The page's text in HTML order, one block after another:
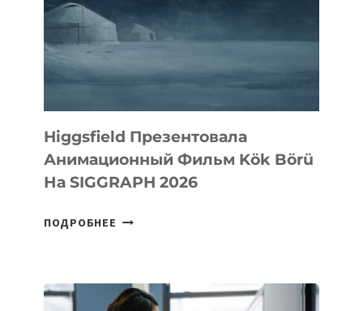
В
РЕГИОНАХ
И
МЕЖДУНАРОДНЫЙ
ТРАНЗИТ
ДАННЫХ
Higgsfield Презентовала
Анимационный Фильм Kök Börü
На SIGGRAPH 2026
ПОДРОБНЕЕ HIGGSFIELD
KÖK